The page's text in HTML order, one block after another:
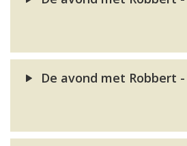
De avond met Robbert